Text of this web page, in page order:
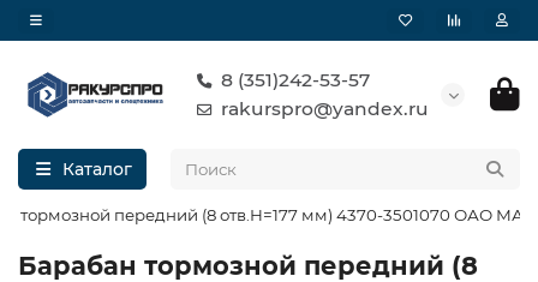
8 (351)242-53-57
rakurspro@yandex.ru
Каталог
тормозной передний (8 отв.H=177 мм) 4370-3501070 ОАО МАЗ
Барабан тормозной передний (8